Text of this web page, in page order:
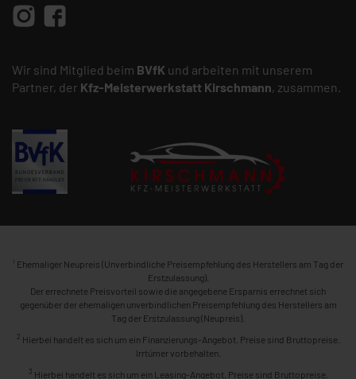
Wir sind Mitglied beim BVfK und arbeiten mit unserem
Partner, der Kfz-Meisterwerkstatt Kirschmann, zusammen.
1 Ehemaliger Neupreis (Unverbindliche Preisempfehlung des Herstellers am Tag der
Erstzulassung).
Der errechnete Preisvorteil sowie die angegebene Ersparnis errechnet sich
gegenüber der ehemaligen unverbindlichen Preisempfehlung des Herstellers am
Tag der Erstzulassung (Neupreis).
2 Hierbei handelt es sich um ein Finanzierungs-Angebot. Preise sind Bruttopreise.
Irrtümer vorbehalten.
3 Hierbei handelt es sich um ein Leasing-Angebot. Preise sind Bruttopreise.